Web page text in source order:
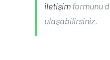
iletişimformunu
ulaşabilirsiniz.